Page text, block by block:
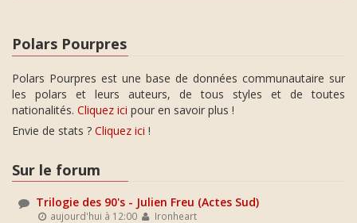
Polars Pourpres
Polars Pourpres est une base de données communautaire sur
les polars et leurs auteurs, de tous styles et de toutes
nationalités. Cliquez ici pour en savoir plus !
Envie de stats ? Cliquez ici !
Sur le forum
Trilogie des 90's - Julien Freu (Actes Sud)
aujourd'hui à 12:00 Ironheart